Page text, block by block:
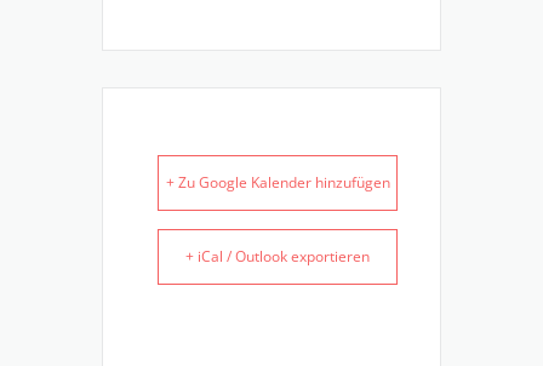
+ Zu Google Kalender hinzufügen
+ iCal / Outlook exportieren